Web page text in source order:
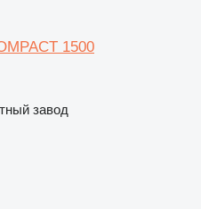
1500
завод